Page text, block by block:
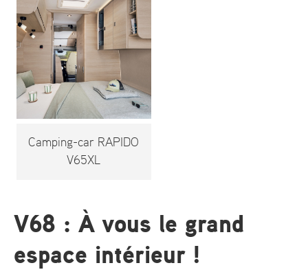
Camping-car RAPIDO
V65XL
V68 : À vous le grand
espace intérieur !